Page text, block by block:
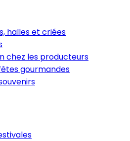
halles et criées
chez les producteurs
gourmandes